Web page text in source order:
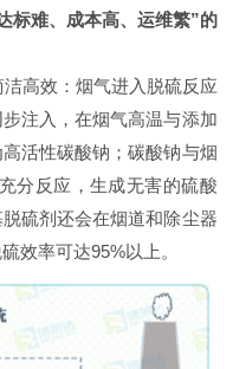
标难、成本高、运维繁”的
高效：烟气进入脱硫反应
注入，在烟气高温与添加
活性碳酸钠；碳酸钠与烟
分反应，生成无害的硫酸
硫剂还会在烟道和除尘器
效率可达95%以上。